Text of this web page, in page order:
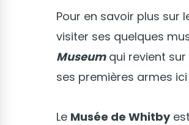
Pour en savoir plus sur
visiter ses quelques
Museumqui revient sur
ses premières armes
Le Musée de Whitby